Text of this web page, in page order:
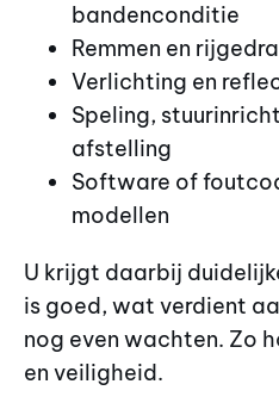
bandenconditie
Remmen en
Verlichting en
Speling,
afstelling
Software of
modellen
U krijgt daarbij
is goed, wat verdient
nog even wachten. Zo
en veiligheid.